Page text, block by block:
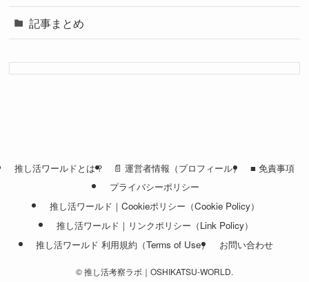
記事まとめ
推し活ワールドとは？ 📄 運営者情報（プロフィール）
■ 免責事項
プライバシーポリシー
推し活ワールド｜Cookieポリシー（Cookie Policy）
推し活ワールド｜リンクポリシー（Link Policy）
推し活ワールド 利用規約（Terms of Use）
お問い合わせ
©推し活考察ラボ｜OSHIKATSU-WORLD.